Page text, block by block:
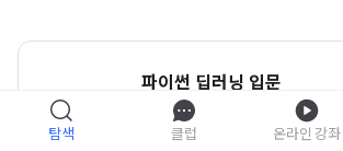
파이썬 딥러닝 입문
강좌 자세히 보기
탐색 클럽 온라인 강좌